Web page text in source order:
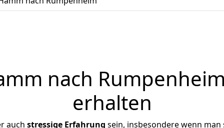
nach
erhalten
auch stressige Erfahrung sein, insbesondere wenn